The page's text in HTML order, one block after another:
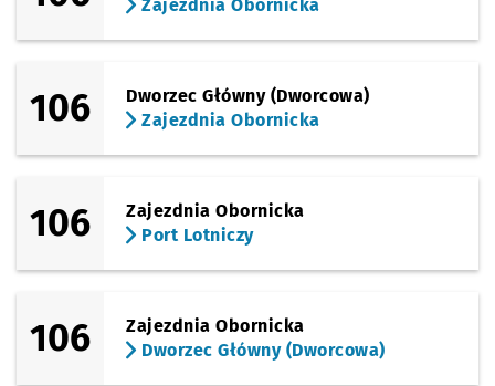
Zajezdnia Obornicka
106
Dworzec Główny (Dworcowa)
Zajezdnia Obornicka
106
Zajezdnia Obornicka
Port Lotniczy
106
Zajezdnia Obornicka
Dworzec Główny (Dworcowa)